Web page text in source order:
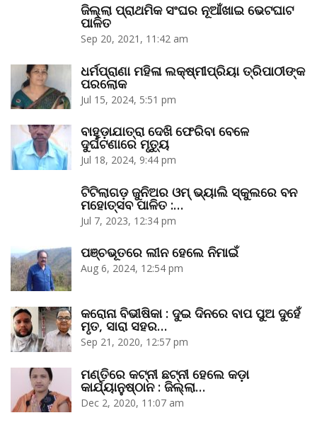
ଜିଲ୍ଲା ପ୍ରାଥମିକ ସଂଘର ନୂଆଁଖାଇ ଭେଟଘାଟ
ପାଳିତ
Sep 20, 2021, 11:42 am
ଧର୍ମପ୍ରାଣା ମହିଳା ଲକ୍ଷ୍ମୀପ୍ରିୟା ତ୍ରିପାଠୀଙ୍କ
ପରଲୋକ
Jul 15, 2024, 5:51 pm
ବାହୁଡ଼ାଯାତ୍ରା ଦେଖି ଫେରିବା ବେଳେ
ଦୁର୍ଘଟଣାରେ ମୃତ୍ୟୁ
Jul 18, 2024, 9:44 pm
ଟିଟିଲାଗଡ଼ ଜୁନିଅର ଓମ୍‌ ଭ୍ୟାଲି ସ୍କୁଲରେ ବନ
ମହୋତ୍ସବ ପାଳିତ :…
Jul 7, 2023, 12:34 pm
ପଞ୍ଚଭୂତରେ ଲୀନ ହେଲେ ନିମାଇଁ
Aug 6, 2024, 12:54 pm
କରୋନା ବିଭୀଷିକା : ଦୁଇ ଦିନରେ ବାପ ପୁଅ ଦୁହେଁ
ମୃତ, ସାରା ସହର…
Sep 21, 2020, 12:57 pm
ମଣ୍ତିରେ କଟ୍‌ନୀ ଛଟ୍‌ନୀ ହେଲେ କଡ଼ା
କାର୍ଯ୍ୟାନୁଷ୍ଠାନ : ଜିଲ୍ଲା…
Dec 2, 2020, 11:07 am